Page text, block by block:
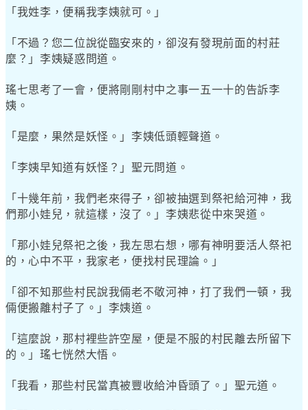
「我姓李，便稱我李姨就可。」
「不過？您二位說從臨安來的，卻沒有發現前面的村莊
麼？」李姨疑惑問道。
瑤七思考了一會，便將剛剛村中之事一五一十的告訴李
姨。
「是麼，果然是妖怪。」李姨低頭輕聲道。
「李姨早知道有妖怪？」聖元問道。
「十幾年前，我們老來得子，卻被抽選到祭祀給河神，我
們那小娃兒，就這樣，沒了。」李姨悲從中來哭道。
「那小娃兒祭祀之後，我左思右想，哪有神明要活人祭祀
的，心中不平，我家老，便找村民理論。」
「卻不知那些村民說我倆老不敬河神，打了我們一頓，我
倆便搬離村子了。」李姨道。
「這麼說，那村裡些許空屋，便是不服的村民離去所留下
的。」瑤七恍然大悟。
「我看，那些村民當真被豐收給沖昏頭了。」聖元道。